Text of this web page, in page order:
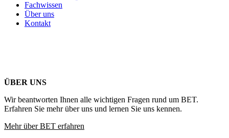
Fachwissen
Über uns
Kontakt
ÜBER UNS
Wir beantworten Ihnen alle wichtigen Fragen rund um BET.
Erfahren Sie mehr über uns und lernen Sie uns kennen.
Mehr über BET erfahren